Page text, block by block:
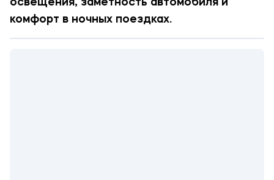
освещения, заметность автомобиля и
комфорт в ночных поездках.